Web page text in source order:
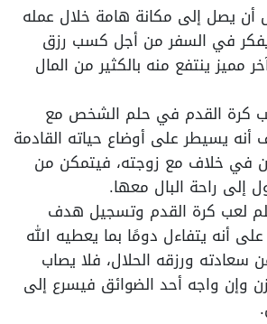
أن يصل إلى مكانة هامة خلال عمله
يفكر في السفر من أجل كسب رزق
مميز ينتفع منه بالكثير من المال
كرة القدم في حلم الشخص مع
يسيطر على أوضاع حياته القادمة
في خلاف مع زوجته، فيتمكن من
إلى راحة البال معها.
لعب كرة القدم وتسجيل هدف
أنه يتفاءل دومًا بما يعطيه الله
سعادته ورزقه الحلال، فلا يصاب
وإن واجه أحد الضوائق فيسرع إلى